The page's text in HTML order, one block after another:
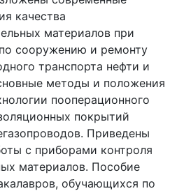
качества
материалов при
сооружению и ремонту
транспорта нефти и
методы и положения
пооперационного
покрытий
Приведены
с приборами контроля
материалов. Пособие
обучающихся по